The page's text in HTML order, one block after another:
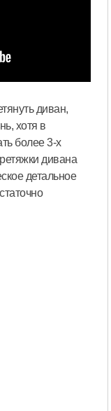
диван,
хотя в
более 3-х
дивана
детальное